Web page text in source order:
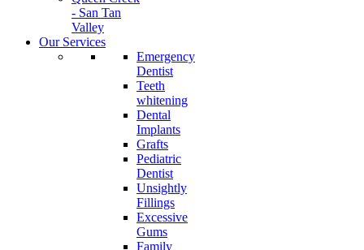
- San Tan
Valley
Our Services
Emergency
Dentist
Teeth
whitening
Dental
Implants
Grafts
Pediatric
Dentist
Unsightly
Fillings
Excessive
Gums
Family